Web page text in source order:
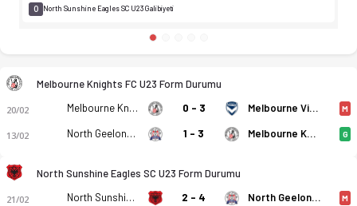
Melbourne Knights FC U23 - North Sunshine Eagles SC
0 North Sunshine Eagles SC U23 Galibiyeti
Melbourne Knights FC U23 Form Durumu
20/02 Melbourne Knights FC U23 0 - 3 Melbourne Victory FC U23 M
13/02 North Geelong Warriors FC U23 1 - 3 Melbourne Knights FC U23 G
North Sunshine Eagles SC U23 Form Durumu
21/02 North Sunshine Eagles SC U23 2 - 4 North Geelong Warriors FC U23 M